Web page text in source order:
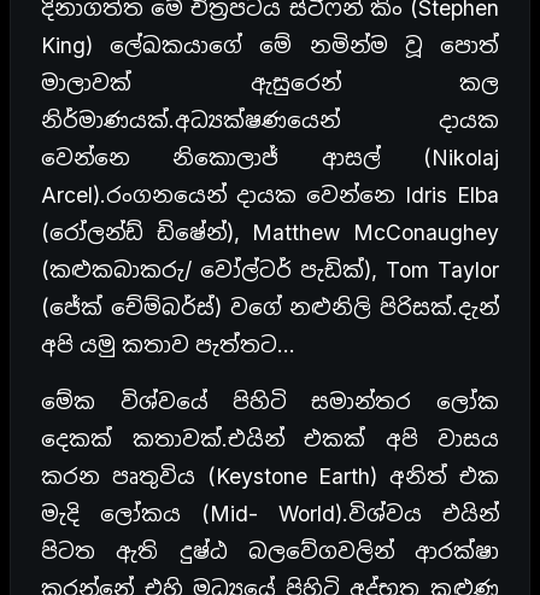
දිනාගත්ත මේ චිත්‍රපටය ස්ටීෆන් කිං (Stephen
King) ලේඛකයාගේ මේ නමින්ම වූ පොත්
මාලාවක් ඇසුරෙන් කල
නිර්මාණයක්.අධ්‍යක්ෂණයෙන් දායක
වෙන්නෙ නිකොලාජ් ආසල් (Nikolaj
Arcel).රංගනයෙන් දායක වෙන්නෙ Idris Elba
(රෝලන්ඩ් ඩිෂේන්), Matthew McConaughey
(කළුකබාකරු/ වෝල්ටර් පැඩික්), Tom Taylor
(ජේක් චේම්බර්ස්) වගේ නළුනිලි පිරිසක්.දැන්
අපි යමු කතාව පැත්තට…
මේක විශ්වයේ පිහිටි සමාන්තර ලෝක
දෙකක් කතාවක්.එයින් එකක් අපි වාසය
කරන පෘතුවිය (Keystone Earth) අනිත් එක
මැදි ලෝකය (Mid- World).විශ්වය එයින්
පිටත ඇති දුෂ්ඨ බලවේගවලින් ආරක්ෂා
කරන්නේ එහි මධ්‍යයේ පිහිටි අද්භූත කුළුණ